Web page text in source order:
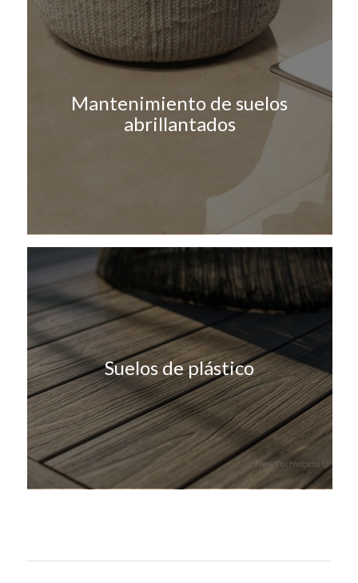
Mantenimiento de suelos
abrillantados
Suelos de plástico